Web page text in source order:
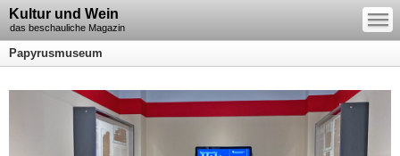
Kultur und Wein
das beschauliche Magazin
—
—
—
Papyrusmuseum